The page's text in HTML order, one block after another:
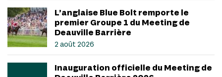
L’anglaise Blue Bolt remporte le
premier Groupe 1 du Meeting de
Deauville Barrière
2 août 2026
Inauguration officielle du Meeting de